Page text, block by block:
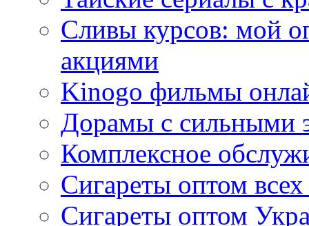
Сливы курсов: мой
акциями
Kinogo фильмы
Дорамы с сильными
Комплексное
Сигареты оптом
Сигареты оптом